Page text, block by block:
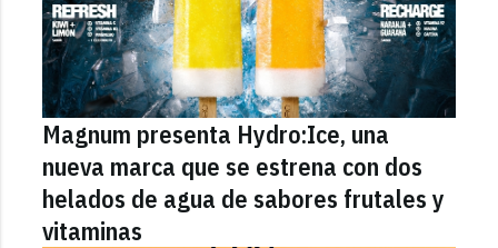
Magnum presenta Hydro:Ice, una
nueva marca que se estrena con dos
helados de agua de sabores frutales y
vitaminas